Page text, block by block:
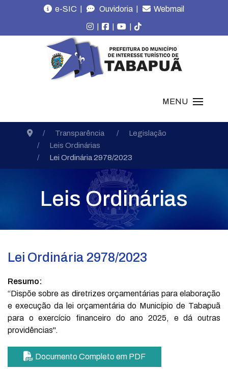
e-SIC | Ouvidoria | Webmail
| | |
MENU
Transparência
Legislação
Leis Ordinárias
Lei Ordinária 2978/2023
Leis Ordinárias
Lei Ordinária 2978/2023
Resumo:
“Dispõe sobre as diretrizes orçamentárias para elaboração
e execução da lei orçamentária do Município de Tabapuã
para o exercício financeiro do ano 2025, e dá outras
providências".
Documento Completo em PDF